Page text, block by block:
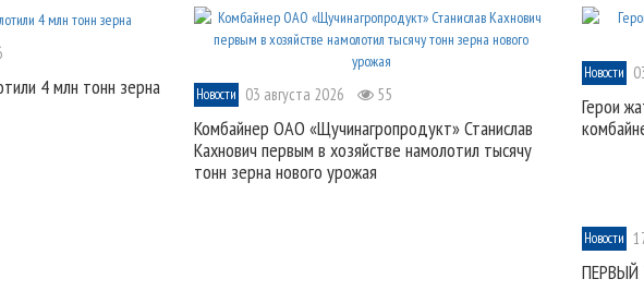
4 млн тонн зерна Новости 03 августа 2026 55
Комбайнер ОАО «Щучинагропродукт» Станислав
Кахнович первым в хозяйстве намолотил тысячу
тонн зерна нового урожая
Новости
Герои
Новости